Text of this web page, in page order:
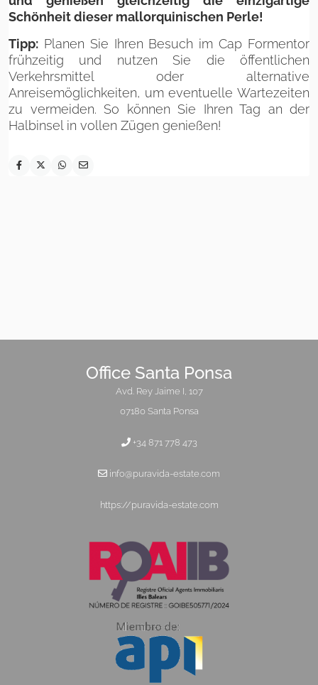
Schönheit dieser mallorquinischen Perle!
Tipp: Planen Sie Ihren Besuch im Cap Formentor
frühzeitig und nutzen Sie die öffentlichen
Verkehrsmittel oder alternative
Anreisemöglichkeiten, um eventuelle Wartezeiten
zu vermeiden. So können Sie Ihren Tag an der
Halbinsel in vollen Zügen genießen!
Office Santa Ponsa
Avd. Rey Jaime I, 107
07180 Santa Ponsa
+34 871 778 473
info@puravida-estate.com
https://puravida-estate.com